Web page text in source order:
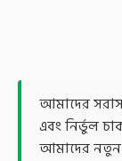
আমাদের
এবং নির্ভুল
আমাদের নতুন